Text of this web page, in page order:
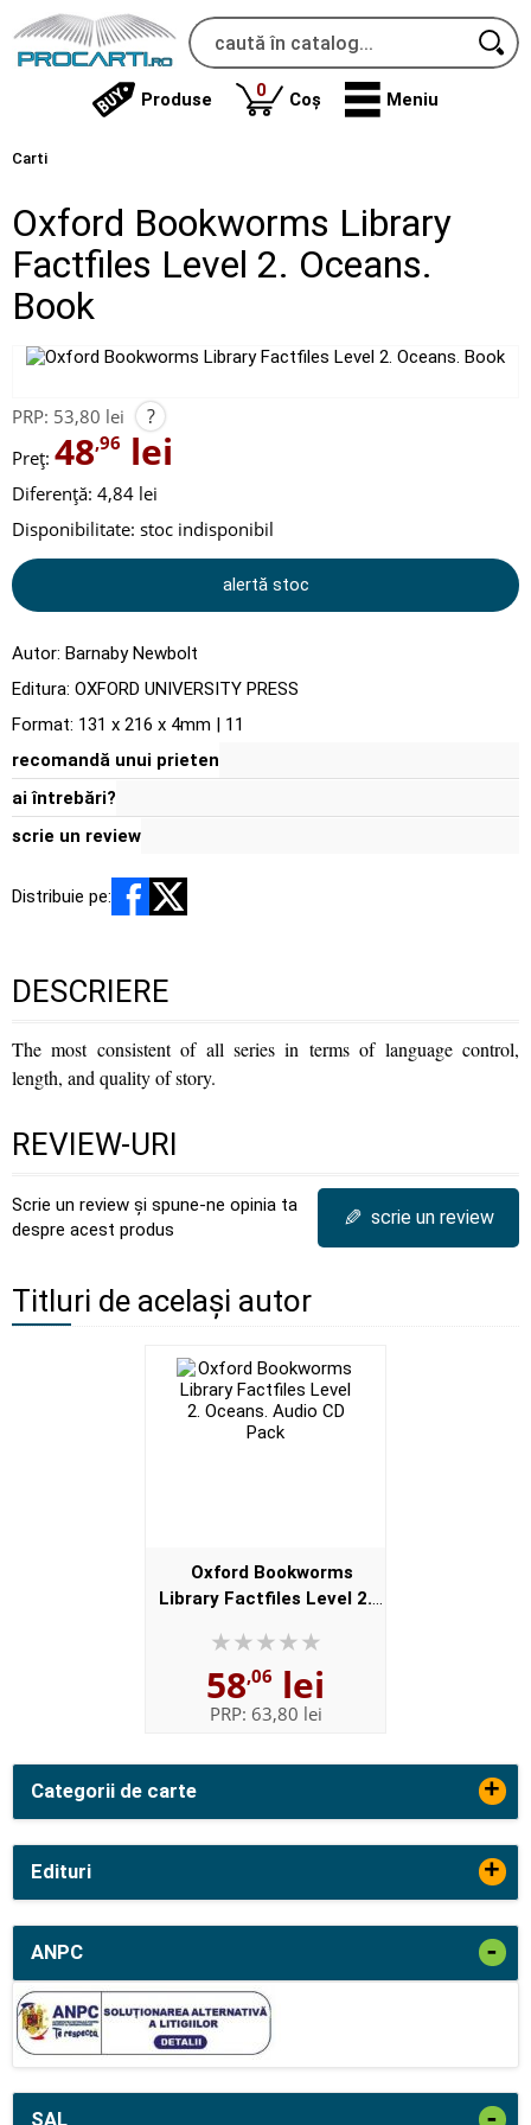
Produse 0produse
Coș Meniu
Carti
Categorii de carte +
Edituri +
ANPC -
SAL
Oxford Bookworms Library
Factfiles Level 2. Oceans.
Book
PRP: 53,80 lei ?
Preț: 48,96 lei
Diferență: 4,84 lei
Disponibilitate: stoc indisponibil
alertă stoc
Autor: Barnaby Newbolt
Editura: OXFORD UNIVERSITY PRESS
Format: 131 x 216 x 4mm | 11
recomandă unui prieten
ai întrebări?
scrie un review
Distribuie pe:
DESCRIERE
The most consistent of all series in terms of language control,
length, and quality of story.
REVIEW-URI
Scrie un review și spune-ne opinia ta
despre acest produs
✎ scrie un review
Titluri de același autor
Oxford Bookworms
Library Factfiles Level 2.
58,06 lei
PRP: 63,80 lei